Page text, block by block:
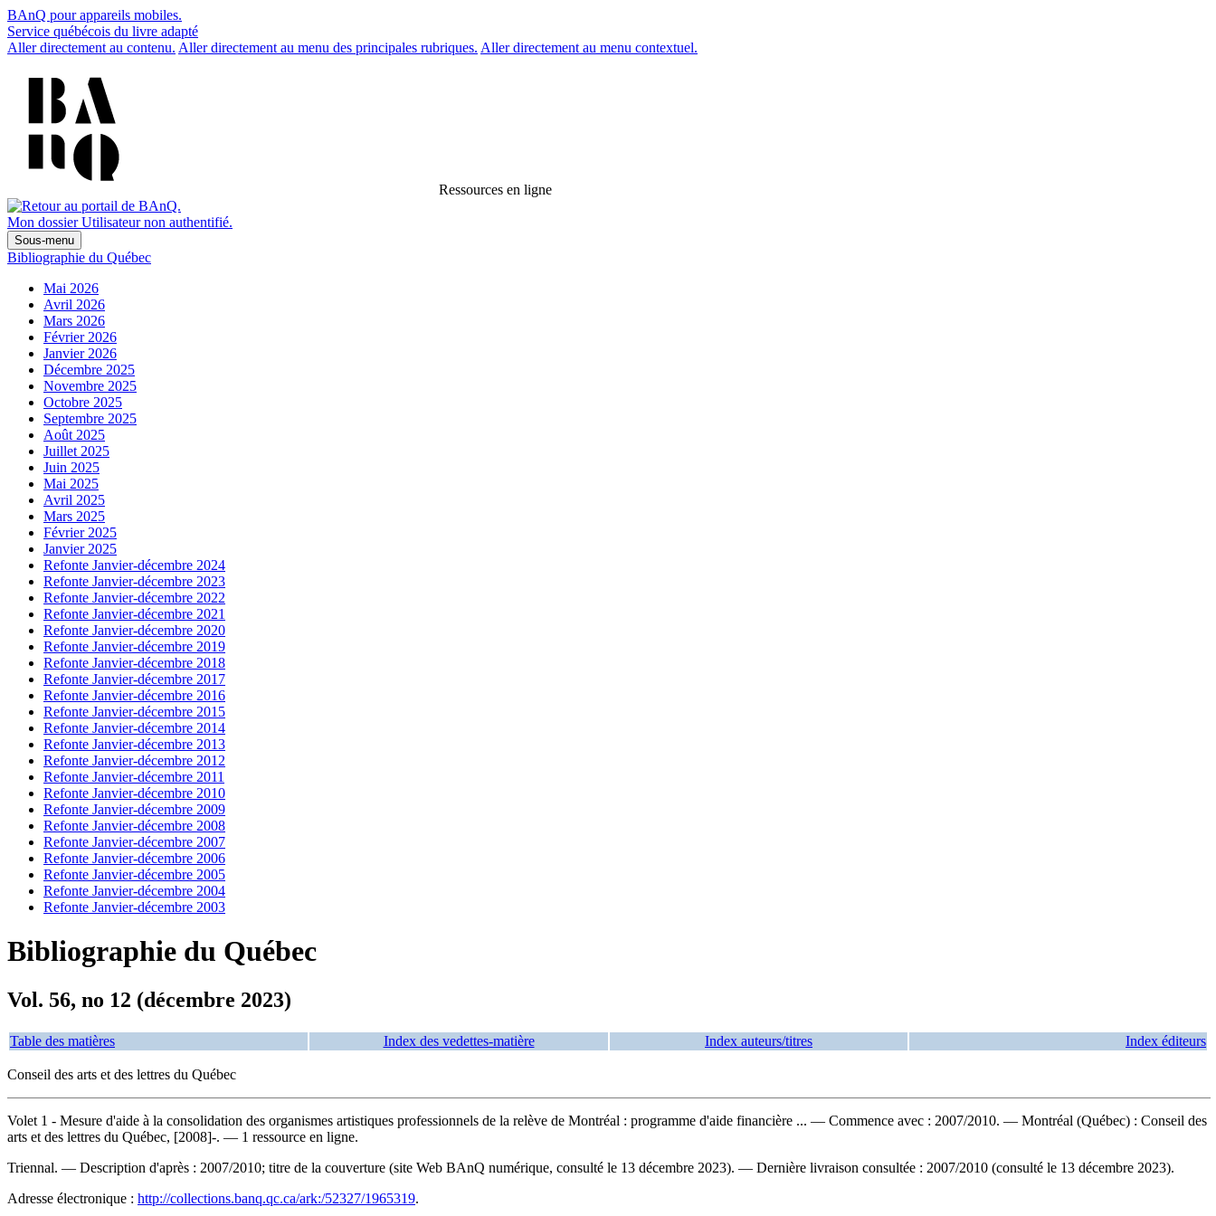
BAnQ pour appareils mobiles.
Service québécois du livre adapté
Aller directement au contenu. Aller directement au menu des principales rubriques. Aller directement au menu contextuel.
Ressources en ligne
Mon dossier Utilisateur non authentifié.
Sous-menu
Bibliographie du Québec
Mai 2026
Avril 2026
Mars 2026
Février 2026
Janvier 2026
Décembre 2025
Novembre 2025
Octobre 2025
Septembre 2025
Août 2025
Juillet 2025
Juin 2025
Mai 2025
Avril 2025
Mars 2025
Février 2025
Janvier 2025
Refonte Janvier-décembre 2024
Refonte Janvier-décembre 2023
Refonte Janvier-décembre 2022
Refonte Janvier-décembre 2021
Refonte Janvier-décembre 2020
Refonte Janvier-décembre 2019
Refonte Janvier-décembre 2018
Refonte Janvier-décembre 2017
Refonte Janvier-décembre 2016
Refonte Janvier-décembre 2015
Refonte Janvier-décembre 2014
Refonte Janvier-décembre 2013
Refonte Janvier-décembre 2012
Refonte Janvier-décembre 2011
Refonte Janvier-décembre 2010
Refonte Janvier-décembre 2009
Refonte Janvier-décembre 2008
Refonte Janvier-décembre 2007
Refonte Janvier-décembre 2006
Refonte Janvier-décembre 2005
Refonte Janvier-décembre 2004
Refonte Janvier-décembre 2003
Bibliographie du Québec
Vol. 56, no 12 (décembre 2023)
Table des matières Index des vedettes-matière Index auteurs/titres Index éditeurs
Conseil des arts et des lettres du Québec
Volet 1 - Mesure d'aide à la consolidation des organismes artistiques professionnels de la relève de Montréal : programme d'aide financière ... — Commence avec : 2007/2010. — Montréal (Québec) : Conseil des
arts et des lettres du Québec, [2008]-. — 1 ressource en ligne.
Triennal. — Description d'après : 2007/2010; titre de la couverture (site Web BAnQ numérique, consulté le 13 décembre 2023). — Dernière livraison consultée : 2007/2010 (consulté le 13 décembre 2023).
Adresse électronique : http://collections.banq.qc.ca/ark:/52327/1965319.